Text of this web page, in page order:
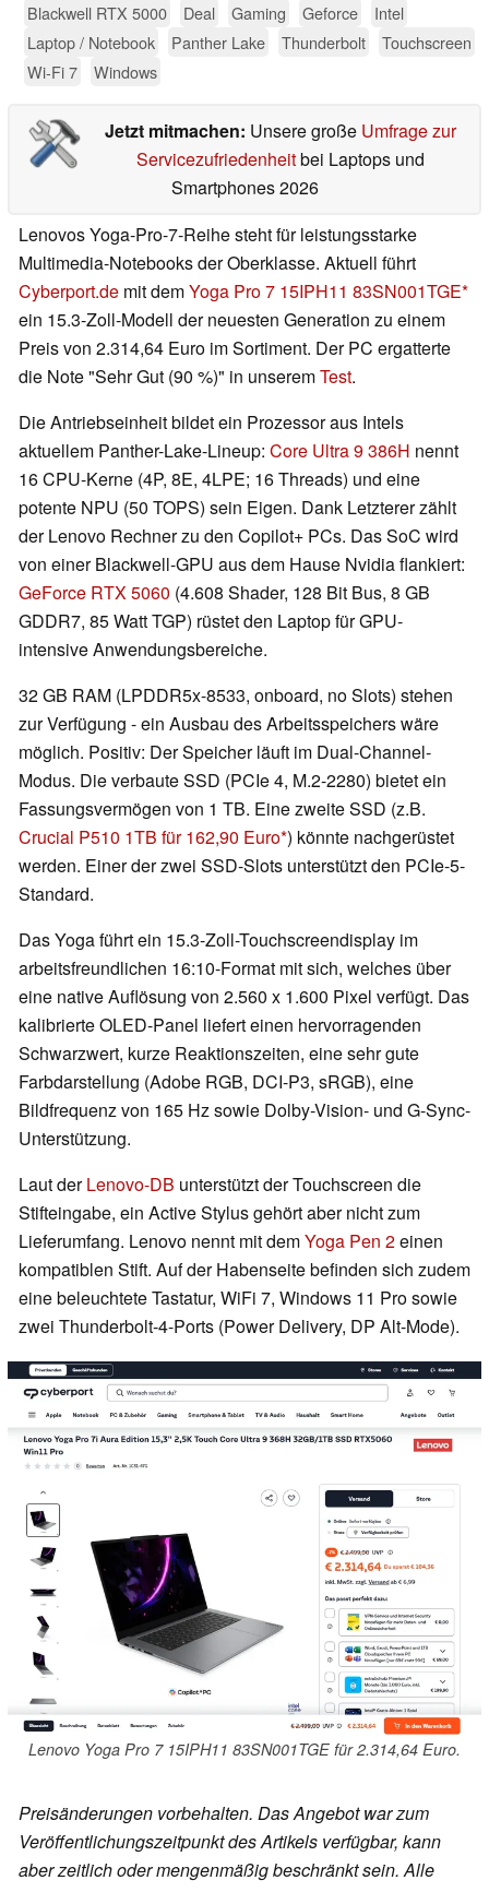
Blackwell RTX 5000
Deal Gaming Geforce
Intel
Laptop / Notebook
Panther Lake Thunderbolt
Touchscreen
Wi-Fi 7
Windows
Jetzt mitmachen: Unsere große Umfrage zur
Servicezufriedenheitbei Laptops und
Smartphones 2026
Lenovos Yoga-Pro-7-Reihe steht für leistungsstarke
Multimedia-Notebooks der Oberklasse. Aktuell führt
Cyberport.de mit demYoga Pro 7 15IPH11 83SN001TGE
ein 15.3-Zoll-Modell der neuesten Generation zu einem
Preis von 2.314,64 Euro im Sortiment. Der PC ergatterte
die Note "Sehr Gut (90 %)" in unseremTest.
Die Antriebseinheit bildet ein Prozessor aus Intels
aktuellem Panther-Lake-Lineup: Core Ultra 9 386H nennt
16 CPU-Kerne (4P, 8E, 4LPE; 16 Threads) und eine
potente NPU (50 TOPS) sein Eigen. Dank Letzterer zählt
der Lenovo Rechner zu den Copilot+ PCs. Das SoC wird
von einer Blackwell-GPU aus dem Hause Nvidia flankiert:
GeForce RTX 5060 (4.608 Shader, 128 Bit Bus, 8 GB
GDDR7, 85 Watt TGP) rüstet den Laptop für GPU-
intensive Anwendungsbereiche.
32 GB RAM (LPDDR5x-8533, onboard, no Slots) stehen
zur Verfügung - ein Ausbau des Arbeitsspeichers wäre
möglich. Positiv: Der Speicher läuft im Dual-Channel-
Modus. Die verbaute SSD (PCIe 4, M.2-2280) bietet ein
Fassungsvermögen von 1 TB. Eine zweite SSD (z.B.
Crucial P510 1TB für 162,90 Euro ) könnte nachgerüstet
werden. Einer der zwei SSD-Slots unterstützt den PCIe-5-
Standard.
Das Yoga führt ein 15.3-Zoll-Touchscreendisplay im
arbeitsfreundlichen 16:10-Format mit sich, welches über
eine native Auflösung von 2.560 x 1.600 Pixel verfügt. Das
kalibrierte OLED-Panel liefert einen hervorragenden
Schwarzwert, kurze Reaktionszeiten, eine sehr gute
Farbdarstellung (Adobe RGB, DCI-P3, sRGB), eine
Bildfrequenz von 165 Hz sowie Dolby-Vision- und G-Sync-
Unterstützung.
Laut derLenovo-DB unterstützt der Touchscreen die
Stifteingabe, ein Active Stylus gehört aber nicht zum
Lieferumfang. Lenovo nennt mit demYoga Pen 2einen
kompatiblen Stift. Auf der Habenseite befinden sich zudem
eine beleuchtete Tastatur, WiFi 7, Windows 11 Pro sowie
zwei Thunderbolt-4-Ports (Power Delivery, DP Alt-Mode).
Lenovo Yoga Pro 7 15IPH11 83SN001TGE für 2.314,64 Euro.
Preisänderungen vorbehalten. Das Angebot war zum
Veröffentlichungszeitpunkt des Artikels verfügbar, kann
aber zeitlich oder mengenmäßig beschränkt sein. Alle